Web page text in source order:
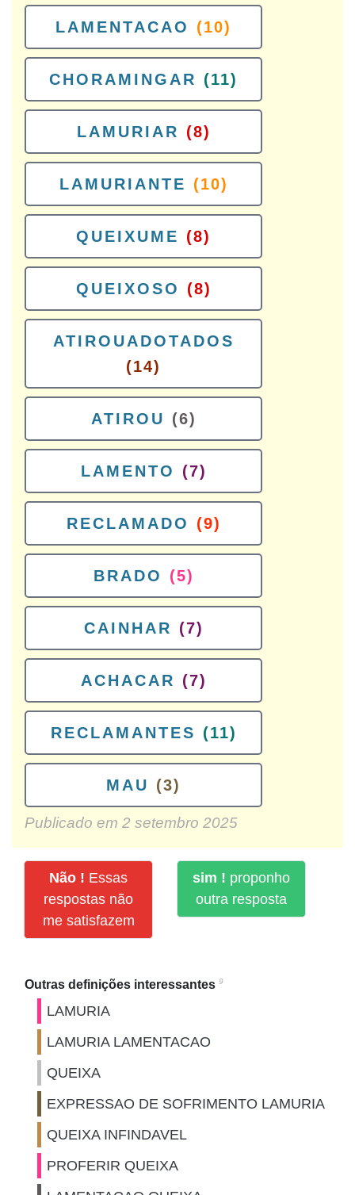
LAMENTACAO (10)
CHORAMINGAR (11)
LAMURIAR (8)
LAMURIANTE (10)
QUEIXUME (8)
QUEIXOSO (8)
ATIROUADOTADOS
(14)
ATIROU (6)
LAMENTO (7)
RECLAMADO (9)
BRADO (5)
CAINHAR (7)
ACHACAR (7)
RECLAMANTES (11)
MAU (3)
Publicado em 2 setembro 2025
Não ! Essas
respostas não
me satisfazem
sim ! proponho
outra resposta
Outras definições interessantes 9
LAMURIA
LAMURIA LAMENTACAO
QUEIXA
EXPRESSAO DE SOFRIMENTO LAMURIA
QUEIXA INFINDAVEL
PROFERIR QUEIXA